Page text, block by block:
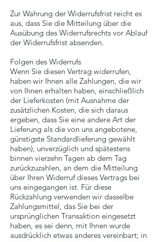
Zur Wahrung der Widerrufsfrist reicht es
aus, dass Sie die Mitteilung über die
Ausübung des Widerrufsrechts vor Ablauf
der Widerrufsfrist absenden.
Folgen des Widerrufs
Wenn Sie diesen Vertrag widerrufen,
haben wir Ihnen alle Zahlungen, die wir
von Ihnen erhalten haben, einschließlich
der Lieferkosten (mit Ausnahme der
zusätzlichen Kosten, die sich daraus
ergeben, dass Sie eine andere Art der
Lieferung als die von uns angebotene,
günstigste Standardlieferung gewählt
haben), unverzüglich und spätestens
binnen vierzehn Tagen ab dem Tag
zurückzuzahlen, an dem die Mitteilung
über Ihren Widerruf dieses Vertrags bei
uns eingegangen ist. Für diese
Rückzahlung verwenden wir dasselbe
Zahlungsmittel, das Sie bei der
ursprünglichen Transaktion eingesetzt
haben, es sei denn, mit Ihnen wurde
ausdrücklich etwas anderes vereinbart; in